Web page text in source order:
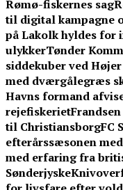
Rømø-fiskernes sag
til digital kampagne
på Lakolk hyldes for
ulykkerTønder
siddekuber ved
med dværgålegræs
Havns formand
rejefiskeriet
til ChristiansborgFC
efterårssæsonen
med erfaring fra
Sønderjyske